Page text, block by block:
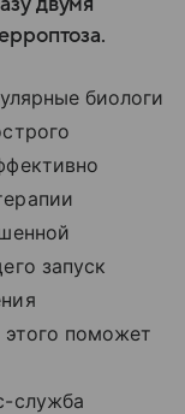
биологи
запуск
поможет
служба